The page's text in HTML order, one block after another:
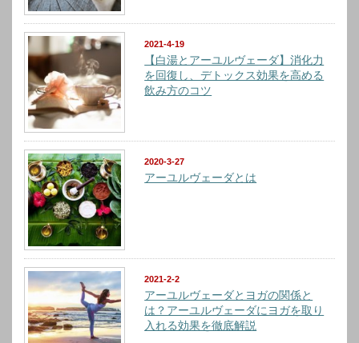
2021-4-19
【白湯とアーユルヴェーダ】消化力
を回復し、デトックス効果を高める
飲み方のコツ
2020-3-27
アーユルヴェーダとは
2021-2-2
アーユルヴェーダとヨガの関係と
は？アーユルヴェーダにヨガを取り
入れる効果を徹底解説